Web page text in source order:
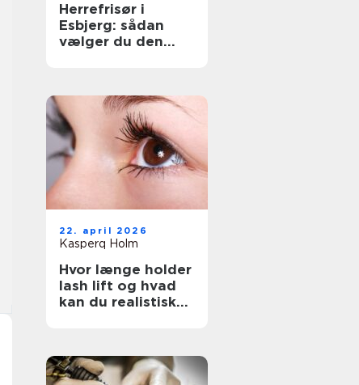
Herrefrisør i
Esbjerg: sådan
vælger du den
22. april 2026
Kasperq Holm
Hvor længe holder
lash lift og hvad
kan du realistisk